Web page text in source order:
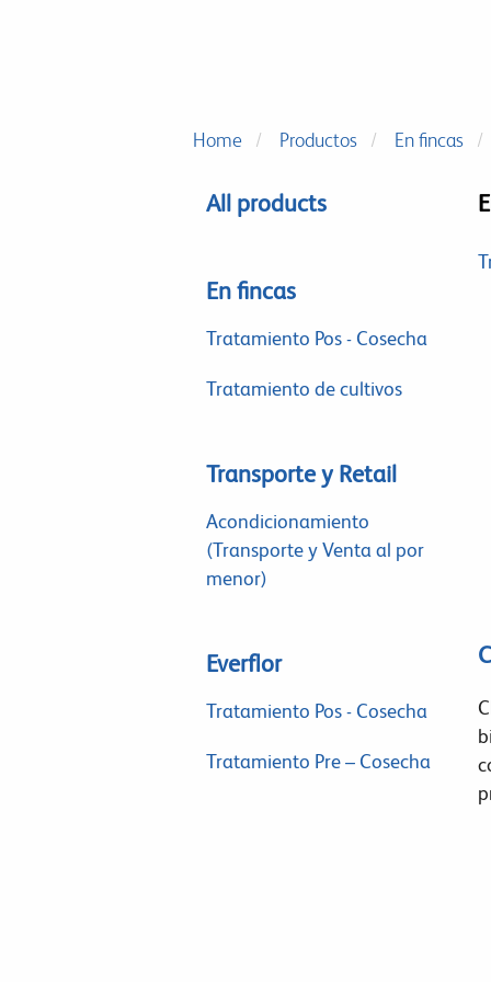
Home Productos En fincas
All products
En fincas
Tratamiento Pos - Cosecha
Tratamiento de cultivos
Transporte y Retail
Acondicionamiento
(Transporte y Venta al por
menor)
Everflor
Tratamiento Pos - Cosecha
Tratamiento Pre – Cosecha